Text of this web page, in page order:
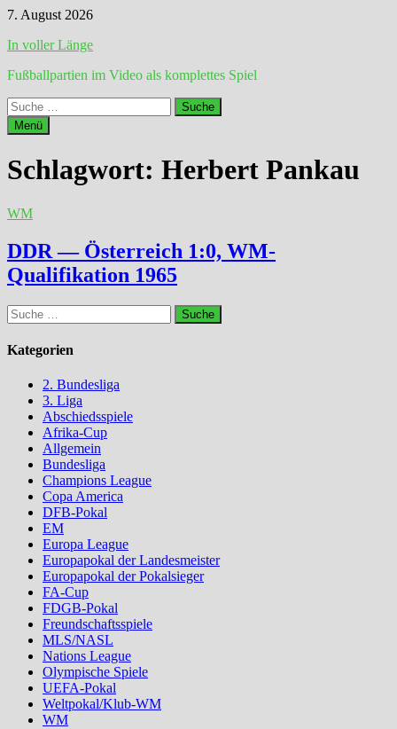
Zum
springen
7. August 2026
In voller Länge
Fußballpartien im Video als komplettes Spiel
Suche
nach:
Menü
Schlagwort: Herbert Pankau
WM
DDR — Österreich 1:0, WM-
Qualifikation 1965
Suche
nach:
Kategorien
2. Bundesliga
3. Liga
Abschiedsspiele
Afrika-Cup
Allgemein
Bundesliga
Champions League
Copa America
DFB-Pokal
EM
Europa League
Europapokal der Landesmeister
Europapokal der Pokalsieger
FA-Cup
FDGB-Pokal
Freundschaftsspiele
MLS/NASL
Nations League
Olympische Spiele
UEFA-Pokal
Weltpokal/Klub-WM
WM